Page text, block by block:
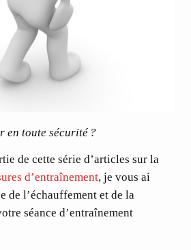
en toute sécurité ?
de cette série d’articles sur la
d’entraînement, je vous ai
de l’échauffement et de la
séance d’entraînement